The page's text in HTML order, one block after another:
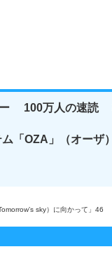
100万人の速読
「OZA」（オーザ）
sky）に向かって」46